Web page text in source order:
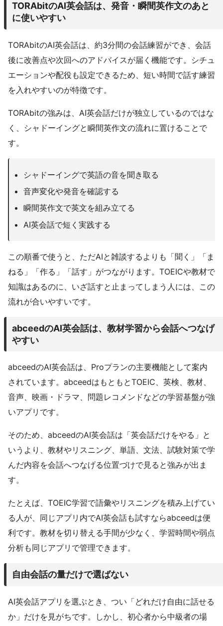
TORAbitのAI英会話は、発音・瞬間英作文のあと
に使いやすい
TORAbitのAI英会話は、約3分間の会話練習ができ、会話
後に改善点や次回へのアドバイスが届く機能です。シチュ
エーションや配役も設定できるため、短い時間で話す練習
を入れやすいのが特徴です。
TORAbitの強みは、AI英会話だけが独立しているのではな
く、シャドーイングと瞬間英作文の流れに置けることで
す。
シャドーイングで英語の音を聞き取る
音声変化や発音を確認する
瞬間英作文で英文を組み立てる
AI英会話で短く実践する
この順番で使うと、ただAIと雑談するよりも「聞く」「ま
ねる」「作る」「話す」がつながります。TOEICや教材で
知識はあるのに、いざ話すと止まってしまう人には、この
流れが合いやすいです。
abceedのAI英会話は、教材学習から会話へつなげ
やすい
abceedのAI英会話は、Proプランの主要機能として案内
されています。abceedはもともとTOEIC、英検、教材、
音声、映画・ドラマ、問題レコメンドなどの学習基盤が強
いアプリです。
そのため、abceedのAI英会話は「英会話だけをやる」と
いうより、教材やリスニング、単語、文法、試験対策で学
んだ内容を会話へつなげる位置づけで見ると強みが出ま
す。
たとえば、TOEIC学習で語彙やリスニングを積み上げてい
る人が、同じアプリ内でAI英会話も試すならabceedは便
利です。教材を切り替える手間が少なく、学習時間や弱点
分析も同じアプリで管理できます。
自由会話の量だけで選ばない
AI英会話アプリを選ぶとき、つい「どれだけ自由に話せる
か」だけを見がちです。しかし、初心者から中級者の場